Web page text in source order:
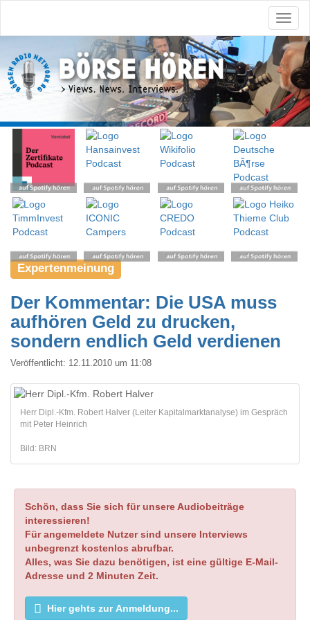
Expertenmeinung
Der Kommentar: Die USA muss
aufhören Geld zu drucken,
sondern endlich Geld verdienen
Veröffentlicht: 12.11.2010 um 11:08
Herr Dipl.-Kfm. Robert Halver (Leiter Kapitalmarktanalyse) im Gespräch
mit Peter Heinrich
Bild: BRN
Schön, dass Sie sich für unsere Audiobeiträge
interessieren!
Für angemeldete Nutzer sind unsere Interviews
unbegrenzt kostenlos abrufbar.
Alles, was Sie dazu benötigen, ist eine gültige E-Mail-
Adresse und 2 Minuten Zeit.
Hier gehts zur Anmeldung...